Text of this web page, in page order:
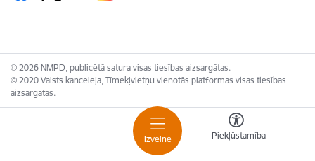
Izvēlne Piekļūstamība
© 2026 NMPD, publicētā satura visas tiesības aizsargātas.
© 2020 Valsts kanceleja, Tīmekļvietņu vienotās platformas visas tiesības
aizsargātas.